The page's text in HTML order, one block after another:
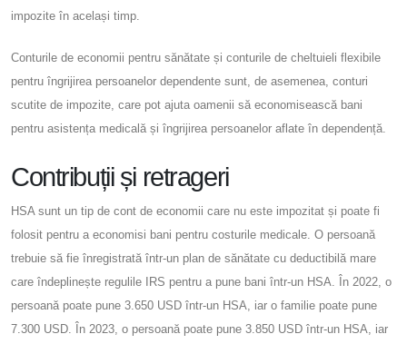
impozite în același timp.
Conturile de economii pentru sănătate și conturile de cheltuieli flexibile
pentru îngrijirea persoanelor dependente sunt, de asemenea, conturi
scutite de impozite, care pot ajuta oamenii să economisească bani
pentru asistența medicală și îngrijirea persoanelor aflate în dependență.
Contribuții și retrageri
HSA sunt un tip de cont de economii care nu este impozitat și poate fi
folosit pentru a economisi bani pentru costurile medicale. O persoană
trebuie să fie înregistrată într-un plan de sănătate cu deductibilă mare
care îndeplinește regulile IRS pentru a pune bani într-un HSA. În 2022, o
persoană poate pune 3.650 USD într-un HSA, iar o familie poate pune
7.300 USD. În 2023, o persoană poate pune 3.850 USD într-un HSA, iar